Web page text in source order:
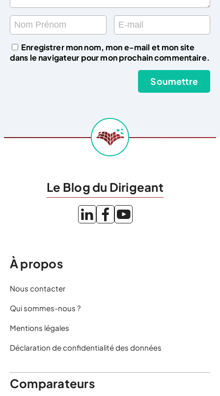
Enregistrer mon nom, mon e-mail et mon site
dans le navigateur pour mon prochain commentaire.
Le Blog du Dirigeant
À propos
Nous contacter
Qui sommes-nous ?
Mentions légales
Déclaration de confidentialité des données
Comparateurs